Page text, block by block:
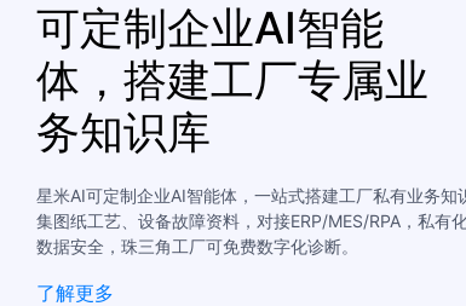
可定制企业AI智能
体，搭建工厂专属业
务知识库
星米AI可定制企业AI智能体，一站式搭建工厂私有业务知
集图纸工艺、设备故障资料，对接ERP/MES/RPA，私有
数据安全，珠三角工厂可免费数字化诊断。
了解更多